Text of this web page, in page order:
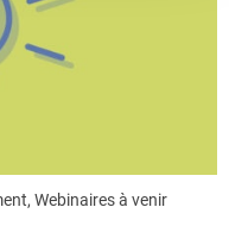
Webinaires à venir